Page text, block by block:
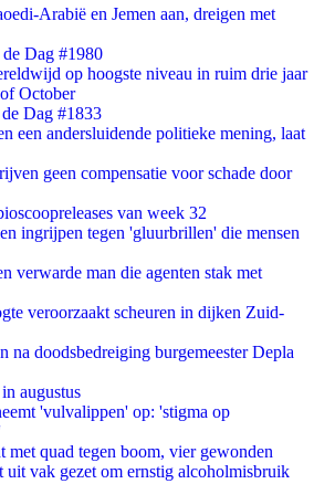
Arabië en Jemen aan, dreigen met
Dag #1980
op hoogste niveau in ruim drie jaar
October
Dag #1833
een andersluidende politieke mening, laat
geen compensatie voor schade door
van week 32
ingrijpen tegen 'gluurbrillen' die mensen
verwarde man die agenten stak met
veroorzaakt scheuren in dijken Zuid-
na doodsbedreiging burgemeester Depla
augustus
'vulvalippen' op: 'stigma op
met quad tegen boom, vier gewonden
uit vak gezet om ernstig alcoholmisbruik